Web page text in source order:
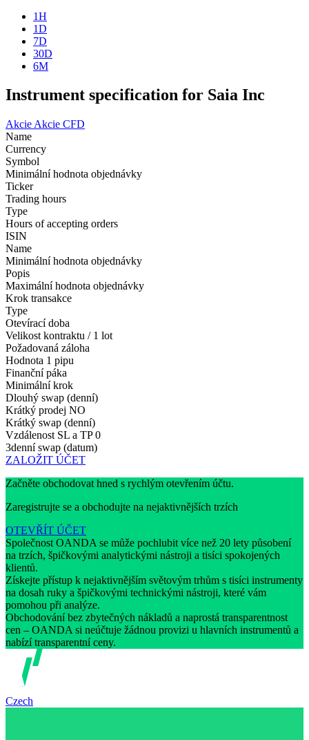
1H
1D
7D
30D
6M
Instrument specification for Saia Inc
Akcie Akcie CFD
Name
Currency
Symbol
Minimální hodnota objednávky
Ticker
Trading hours
Type
Hours of accepting orders
ISIN
Name
Minimální hodnota objednávky
Popis
Maximální hodnota objednávky
Krok transakce
Type
Otevírací doba
Velikost kontraktu / 1 lot
Požadovaná záloha
Hodnota 1 pipu
Finanční páka
Minimální krok
Dlouhý swap (denní)
Krátký prodej NO
Krátký swap (denní)
Vzdálenost SL a TP 0
3denní swap (datum)
ZALOŽIT ÚČET
Začněte obchodovat hned s rychlým otevřením účtu.
Zaregistrujte se a obchodujte na nejaktivnějších trzích
OTEVŘÍT ÚČET
Společnost OANDA se může pochlubit více než 20 lety působení
na trzích, špičkovými analytickými nástroji a tisíci spokojených
klientů.
Získejte přístup k nejaktivnějším světovým trhům s tisíci instrumenty
na dosah ruky a špičkovými technickými nástroji, které vám
pomohou při analýze.
Obchodování bez zbytečných nákladů a naprostá transparentnost
cen – OANDA si neúčtuje žádnou provizi u hlavních instrumentů a
nabízí transparentní ceny.
Czech